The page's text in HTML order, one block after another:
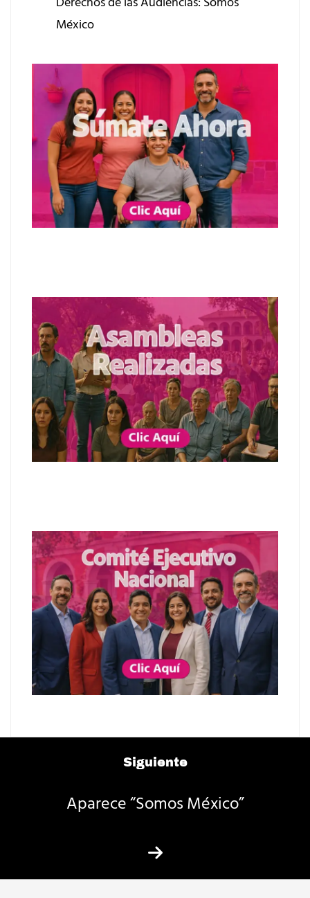
México
Siguiente
Aparece “Somos México”